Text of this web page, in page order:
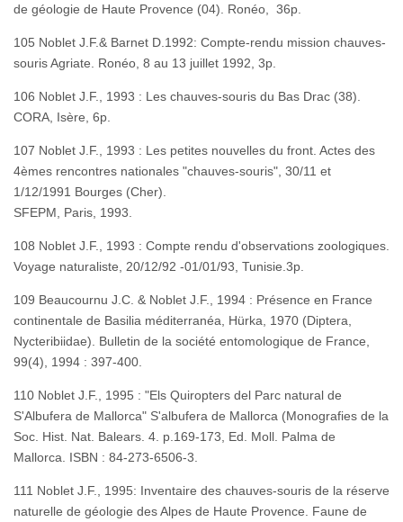
de géologie de Haute Provence (04). Ronéo, 36p.
105 Noblet J.F.& Barnet D.1992: Compte-rendu mission chauves-
souris Agriate. Ronéo, 8 au 13 juillet 1992, 3p.
106 Noblet J.F., 1993 : Les chauves-souris du Bas Drac (38).
CORA, Isère, 6p.
107 Noblet J.F., 1993 : Les petites nouvelles du front. Actes des
4èmes rencontres nationales "chauves-souris", 30/11 et
1/12/1991 Bourges (Cher).
SFEPM, Paris, 1993.
108 Noblet J.F., 1993 : Compte rendu d'observations zoologiques.
Voyage naturaliste, 20/12/92 -01/01/93, Tunisie.3p.
109 Beaucournu J.C. & Noblet J.F., 1994 : Présence en France
continentale de Basilia méditerranéa, Hürka, 1970 (Diptera,
Nycteribiidae). Bulletin de la société entomologique de France,
99(4), 1994 : 397-400.
110 Noblet J.F., 1995 : "Els Quiropters del Parc natural de
S'Albufera de Mallorca" S'albufera de Mallorca (Monografies de la
Soc. Hist. Nat. Balears. 4. p.169-173, Ed. Moll. Palma de
Mallorca. ISBN : 84-273-6506-3.
111 Noblet J.F., 1995: Inventaire des chauves-souris de la réserve
naturelle de géologie des Alpes de Haute Provence. Faune de